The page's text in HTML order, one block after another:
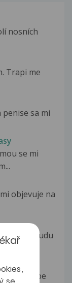
nosních
Trapi me
sa mi
se mi
objevuje na
na žaludu
si škrábe